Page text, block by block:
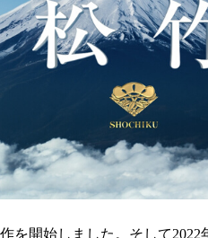
を開始しました。そして